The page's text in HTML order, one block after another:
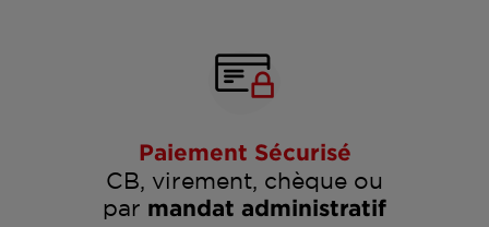
Paiement Sécurisé
CB, virement, chèque ou
par mandat administratif